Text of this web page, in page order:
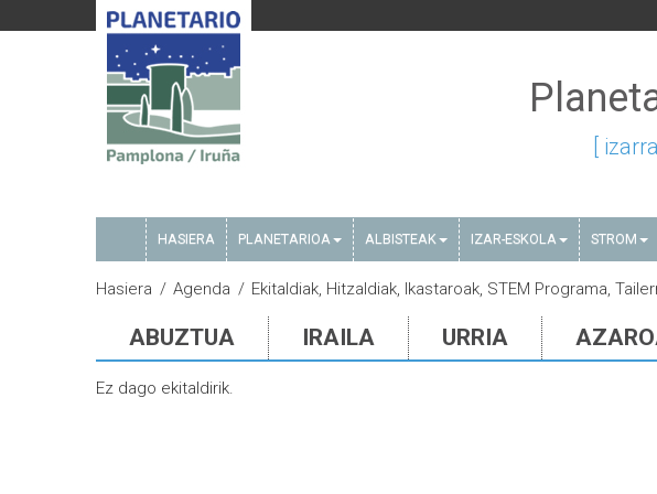
[
HASIERA PLANETARIOA ALBISTEAK IZAR-ESKOLA STROM
Hasiera Agenda Ekitaldiak, Hitzaldiak, Ikastaroak, STEM Programa,
ABUZTUA IRAILA URRIA
Ez dago ekitaldirik.